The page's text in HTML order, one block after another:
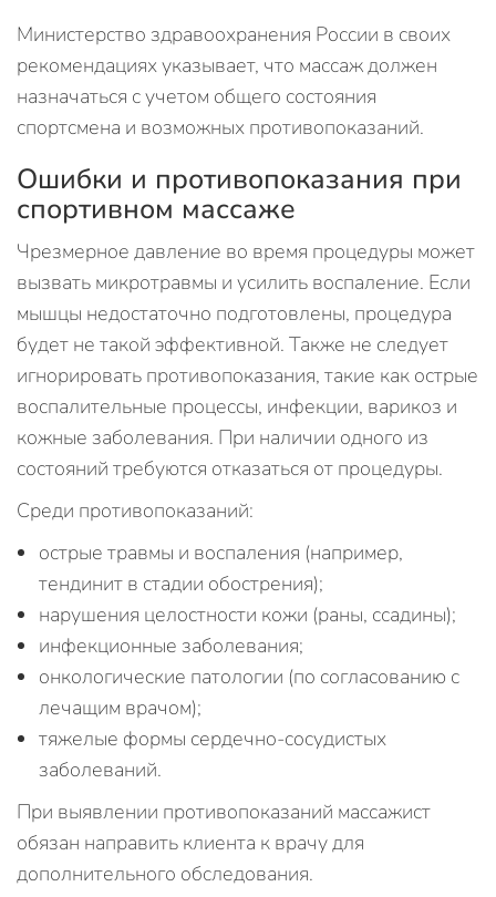
Министерство здравоохранения России в своих
рекомендациях указывает, что массаж должен
назначаться с учетом общего состояния
спортсмена и возможных противопоказаний.
Ошибки и противопоказания при
спортивном массаже
Чрезмерное давление во время процедуры может
вызвать микротравмы и усилить воспаление. Если
мышцы недостаточно подготовлены, процедура
будет не такой эффективной. Также не следует
игнорировать противопоказания, такие как острые
воспалительные процессы, инфекции, варикоз и
кожные заболевания. При наличии одного из
состояний требуются отказаться от процедуры.
Среди противопоказаний:
острые травмы и воспаления (например,
тендинит в стадии обострения);
нарушения целостности кожи (раны, ссадины);
инфекционные заболевания;
онкологические патологии (по согласованию с
лечащим врачом);
тяжелые формы сердечно-сосудистых
заболеваний.
При выявлении противопоказаний массажист
обязан направить клиента к врачу для
дополнительного обследования.